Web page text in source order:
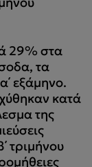
29% στα
τα
εξάμηνο.
κατά
της
τριμήνου